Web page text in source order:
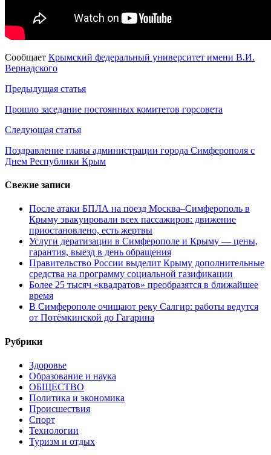
Сообщает Крымский федеральный университет имени В.И.
Вернадского
Навигация
по
записям
Предыдущая статья
Прошло заседание постоянных комитетов горсовета
Следующая статья
Поздравление главы администрации города Симферополя с
Днем Республики Крым
Свежие записи
После атаки БПЛА на поезд Москва–Симферополь в
Крыму эвакуировали всех пассажиров: движение
приостановлено, есть жертвы
Услуги дератизации в Симферополе и Крыму — цены,
гарантия, выезд в день обращения
Правительство России выделит Крыму дополнительные
средства на программу социальной газификации
Более 25 тысяч «квадратов» преобразятся в ближайшее
время
В Симферополе очищают реку Салгир: работы ведутся
от Потёмкинской до Гагарина
Рубрики
Здоровье
Образование и наука
ОБЩЕСТВО
Политика и экономика
Происшествия
Спорт
Технологии
Туризм и отдых